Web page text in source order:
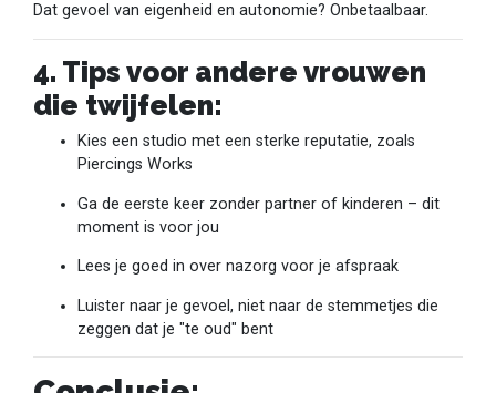
Dat gevoel van eigenheid en autonomie? Onbetaalbaar.
4. Tips voor andere vrouwen
die twijfelen:
Kies een studio met een sterke reputatie, zoals
Piercings Works
Ga de eerste keer zonder partner of kinderen – dit
moment is voor jou
Lees je goed in over nazorg voor je afspraak
Luister naar je gevoel, niet naar de stemmetjes die
zeggen dat je "te oud" bent